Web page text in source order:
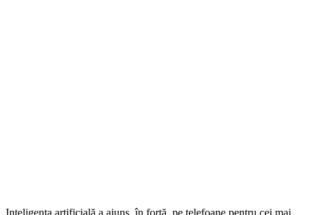
Inteligența artificială a ajuns, în forță, pe telefoane pentru cei mai